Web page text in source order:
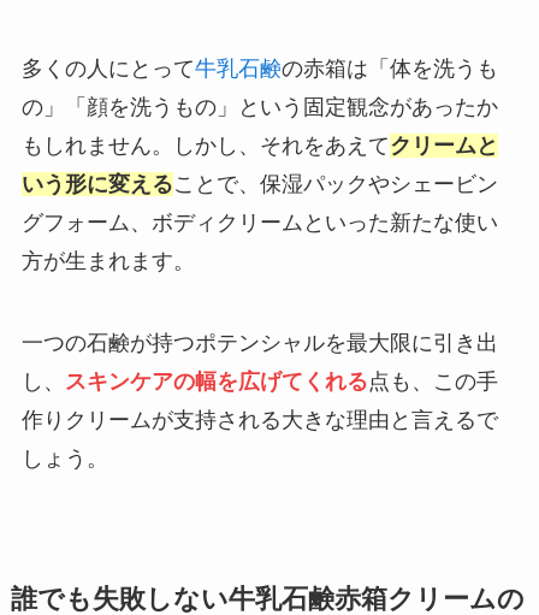
多くの人にとって牛乳石鹸の赤箱は「体を洗うも
の」「顔を洗うもの」という固定観念があったか
もしれません。しかし、それをあえてクリームと
いう形に変えることで、保湿パックやシェービン
グフォーム、ボディクリームといった新たな使い
方が生まれます。
一つの石鹸が持つポテンシャルを最大限に引き出
し、
スキンケアの幅を広げてくれる点も、この手
作りクリームが支持される大きな理由と言えるで
しょう。
誰でも失敗しない牛乳石鹸赤箱クリームの